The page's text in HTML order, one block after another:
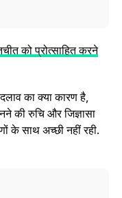
को प्रोत्साहित करने
का क्या कारण है,
की रुचि और जिज्ञासा
के साथ अच्छी नहीं रही.